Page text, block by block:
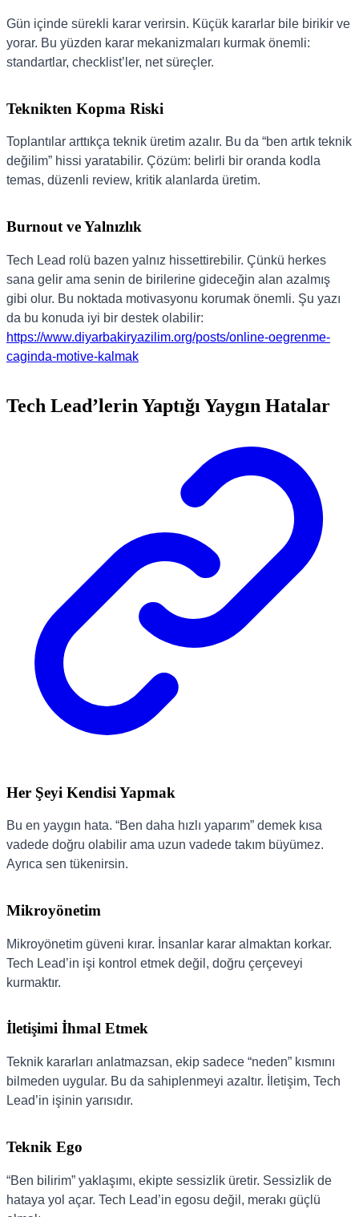
Gün içinde sürekli karar verirsin. Küçük kararlar bile birikir ve
yorar. Bu yüzden karar mekanizmaları kurmak önemli:
standartlar, checklist’ler, net süreçler.
Teknikten Kopma Riski
Toplantılar arttıkça teknik üretim azalır. Bu da “ben artık teknik
değilim” hissi yaratabilir. Çözüm: belirli bir oranda kodla
temas, düzenli review, kritik alanlarda üretim.
Burnout ve Yalnızlık
Tech Lead rolü bazen yalnız hissettirebilir. Çünkü herkes
sana gelir ama senin de birilerine gideceğin alan azalmış
gibi olur. Bu noktada motivasyonu korumak önemli. Şu yazı
da bu konuda iyi bir destek olabilir:
https://www.diyarbakiryazilim.org/posts/online-oegrenme-
caginda-motive-kalmak
Tech Lead’lerin Yaptığı Yaygın Hatalar
Her Şeyi Kendisi Yapmak
Bu en yaygın hata. “Ben daha hızlı yaparım” demek kısa
vadede doğru olabilir ama uzun vadede takım büyümez.
Ayrıca sen tükenirsin.
Mikroyönetim
Mikroyönetim güveni kırar. İnsanlar karar almaktan korkar.
Tech Lead’in işi kontrol etmek değil, doğru çerçeveyi
kurmaktır.
İletişimi İhmal Etmek
Teknik kararları anlatmazsan, ekip sadece “neden” kısmını
bilmeden uygular. Bu da sahiplenmeyi azaltır. İletişim, Tech
Lead’in işinin yarısıdır.
Teknik Ego
“Ben bilirim” yaklaşımı, ekipte sessizlik üretir. Sessizlik de
hataya yol açar. Tech Lead’in egosu değil, merakı güçlü